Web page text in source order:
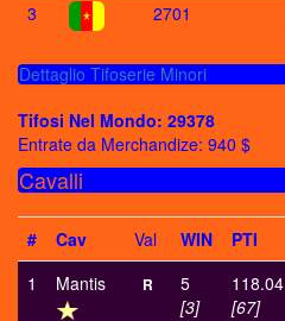
3 2701
Dettaglio Tifoserie Minori
Tifosi Nel Mondo: 29378
Entrate da Merchandize: 940 $
Cavalli
# Cav Val WIN PTI
1
Mantis R
5
[3]
118.04
[67]